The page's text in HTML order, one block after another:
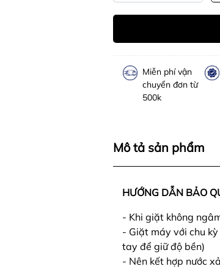
Miễn phí vận
chuyển đơn từ
500k
Mô tả sản phẩm
HƯỚNG DẪN BẢO
- Khi giặt không
- Giặt máy với chu
tay để giữ độ bền)
- Nên kết hợp nước